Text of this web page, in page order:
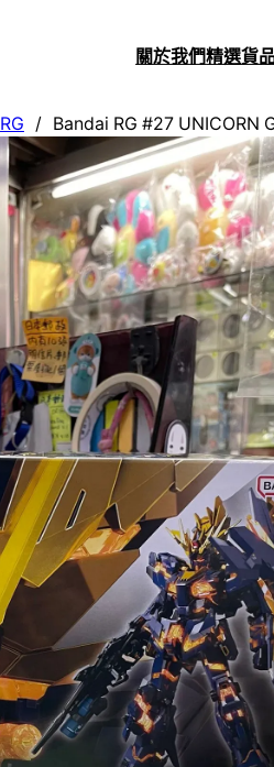
關於我們精選貨
RG / Bandai RG #27 UNICORN